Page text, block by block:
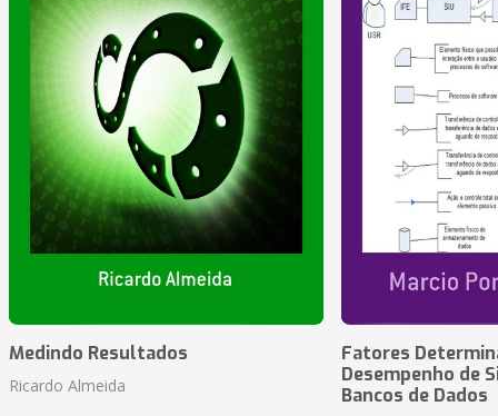
Medindo Resultados
Ricardo Almeida
Fatores
Desempenho de
Bancos de Dados